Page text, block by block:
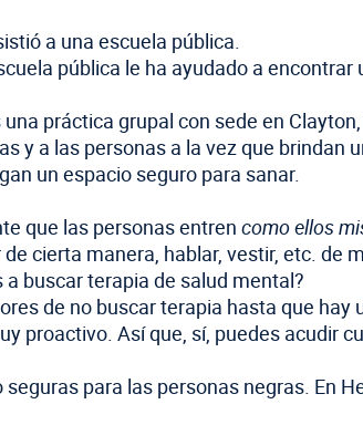
a una escuela pública.
pública le ha ayudado a
práctica grupal con sede en
y a las personas a la vez que brindan
un espacio seguro para sanar.
que las personas entren como ellos
cierta manera, hablar, vestir, etc. de
buscar terapia de salud mental?
de no buscar terapia hasta que hay
proactivo. Así que, sí, puedes acudir
para las personas negras. En